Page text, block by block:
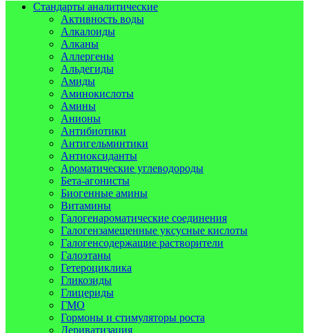
Стандарты аналитические
Активность воды
Алкалоиды
Алканы
Аллергены
Альдегиды
Амиды
Аминокислоты
Амины
Анионы
Антибиотики
Антигельминтики
Антиоксиданты
Ароматические углеводороды
Бета-агонисты
Биогенные амины
Витамины
Галогенароматические соединения
Галогензамещенные уксусные кислоты
Галогенсодержащие растворители
Галоэтаны
Гетероциклика
Гликозиды
Глицериды
ГМО
Гормоны и стимуляторы роста
Дериватизация